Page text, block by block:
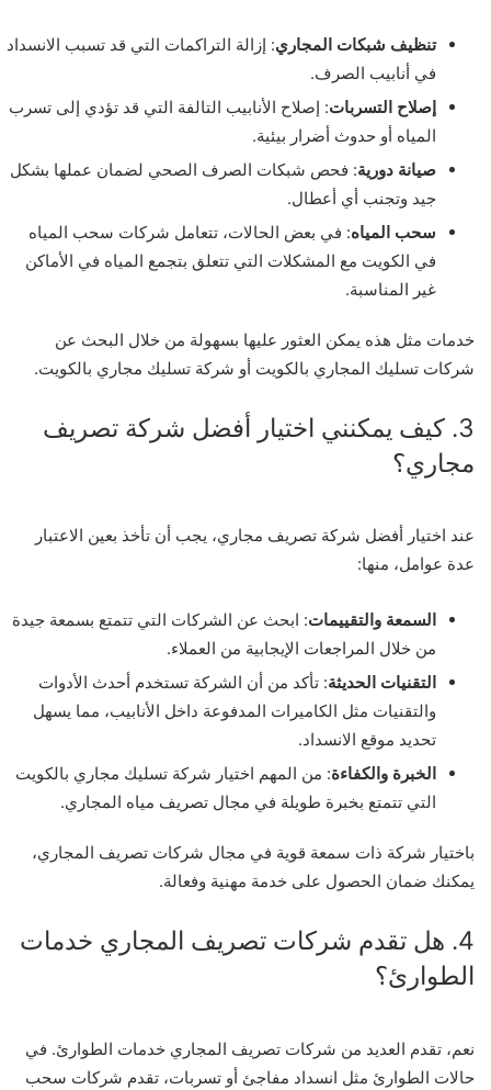
تنظيف شبكات المجاري: إزالة التراكمات التي قد تسبب الانسداد
في أنابيب الصرف.
إصلاح التسربات: إصلاح الأنابيب التالفة التي قد تؤدي إلى تسرب
المياه أو حدوث أضرار بيئية.
صيانة دورية: فحص شبكات الصرف الصحي لضمان عملها بشكل
جيد وتجنب أي أعطال.
سحب المياه: في بعض الحالات، تتعامل شركات سحب المياه
في الكويت مع المشكلات التي تتعلق بتجمع المياه في الأماكن
غير المناسبة.
خدمات مثل هذه يمكن العثور عليها بسهولة من خلال البحث عن
شركات تسليك المجاري بالكويت أو شركة تسليك مجاري بالكويت.
3. كيف يمكنني اختيار أفضل شركة تصريف
مجاري؟
عند اختيار أفضل شركة تصريف مجاري، يجب أن تأخذ بعين الاعتبار
عدة عوامل، منها:
السمعة والتقييمات: ابحث عن الشركات التي تتمتع بسمعة جيدة
من خلال المراجعات الإيجابية من العملاء.
التقنيات الحديثة: تأكد من أن الشركة تستخدم أحدث الأدوات
والتقنيات مثل الكاميرات المدفوعة داخل الأنابيب، مما يسهل
تحديد موقع الانسداد.
الخبرة والكفاءة: من المهم اختيار شركة تسليك مجاري بالكويت
التي تتمتع بخبرة طويلة في مجال تصريف مياه المجاري.
باختيار شركة ذات سمعة قوية في مجال شركات تصريف المجاري،
يمكنك ضمان الحصول على خدمة مهنية وفعالة.
4. هل تقدم شركات تصريف المجاري خدمات
الطوارئ؟
نعم، تقدم العديد من شركات تصريف المجاري خدمات الطوارئ. في
حالات الطوارئ مثل انسداد مفاجئ أو تسربات، تقدم شركات سحب